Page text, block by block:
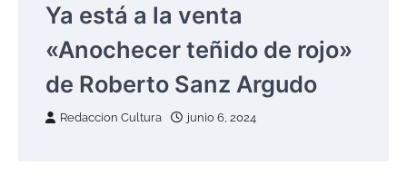
Ya está a la venta
«Anochecer teñido de rojo»
de Roberto Sanz Argudo
Redaccion Cultura junio 6, 2024